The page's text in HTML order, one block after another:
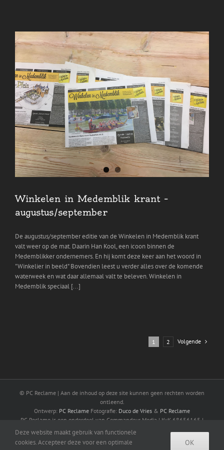
Winkelen in Medemblik krant –
augustus/september
De augustus/september editie van de Winkelen in Medemblik krant
valt weer op de mat. Daarin Han Kool, een icoon binnen de
Medemblikker ondernemers. En hij komt deze keer aan het woord in
"Winkelier in beeld" Bovendien leest u verder alles over de komende
waterweek en wat daar allemaal valt te beleven. Winkelen in
Medemblik speciaal [...]
1 2 Volgende
© PC Reclame | Aan de inhoud op deze site kunnen geen rechten worden
ontleend.
Ontwerp: PC Reclame Fotografie: Duco de Vries & PC Reclame
PC Reclame is een onderdeel van Commandeur Media | KvK 68656165 |
BTW NL001510524B04
Facebook
Deze website maakt gebruik van functionele
cookies. Accepteer deze voor een optimale
OK